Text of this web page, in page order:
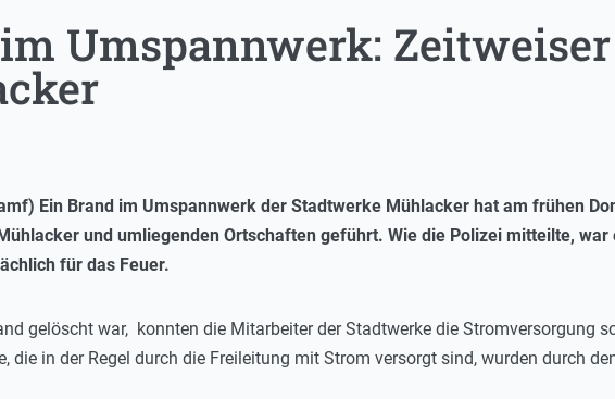
Umspannwerk:
Ein Brand im Umspannwerk der Stadtwerke Mühlacker hat am frühen
und umliegenden Ortschaften geführt. Wie die Polizei mitteilte,
für das Feuer.
gelöscht war, konnten die Mitarbeiter der Stadtwerke die Stromversorgung
die in der Regel durch die Freileitung mit Strom versorgt sind, wurden durch